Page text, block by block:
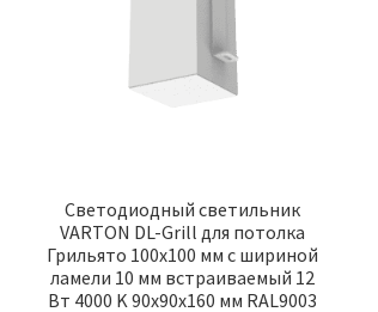
Светодиодный светильник
VARTON DL-Grill для потолка
Грильято 100х100 мм с шириной
ламели 10 мм встраиваемый 12
Вт 4000 K 90х90х160 мм RAL9003